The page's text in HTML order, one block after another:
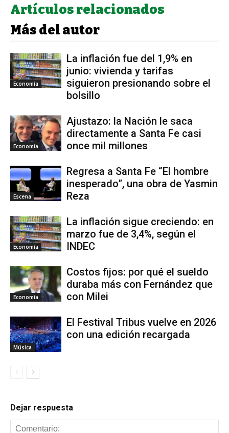
Artículos relacionados
Más del autor
Economía
La inflación fue del 1,9% en
junio: vivienda y tarifas
siguieron presionando sobre el
bolsillo
Economía
Ajustazo: la Nación le saca
directamente a Santa Fe casi
once mil millones
Escena
Regresa a Santa Fe “El hombre
inesperado”, una obra de Yasmin
Reza
Economía
La inflación sigue creciendo: en
marzo fue de 3,4%, según el
INDEC
Economía
Costos fijos: por qué el sueldo
duraba más con Fernández que
con Milei
Música
El Festival Tribus vuelve en 2026
con una edición recargada
Dejar respuesta